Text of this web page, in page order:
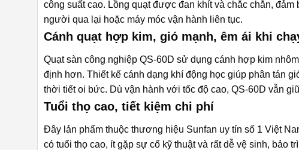
công suất cao. Lồng quạt được đan khít và chắc chắn,
người qua lại hoặc máy móc vận hành liên tục.
Cánh quạt hợp kim, gió mạnh, êm ái khi
Quạt sàn công nghiệp QS-60D sử dụng cánh hợp kim
định hơn. Thiết kế cánh dạng khí động học giúp phân tán
thời tiết oi bức. Dù vận hành với tốc độ cao, QS-60D vẫn
Tuổi thọ cao, tiết kiệm chi phí
Đây lản phẩm thuộc thương hiệu Sunfan uy tín số 1 Việt
có tuổi thọ cao, ít gặp sự cố kỹ thuật và rất dễ vệ sinh, bảo